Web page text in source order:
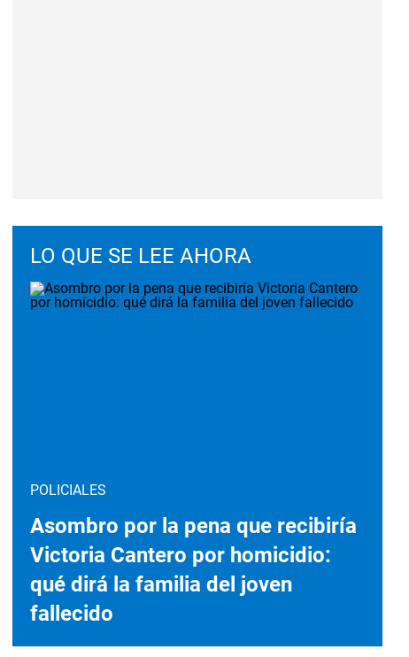
LO QUE SE LEE AHORA
POLICIALES
Asombro por la pena que recibiría
Victoria Cantero por homicidio:
qué dirá la familia del joven
fallecido